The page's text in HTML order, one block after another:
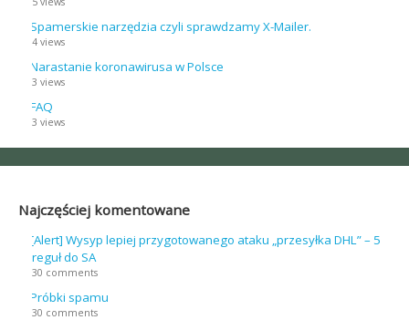
Spamerskie narzędzia czyli sprawdzamy X-Mailer.
4 views
Narastanie koronawirusa w Polsce
3 views
FAQ
3 views
Najczęściej komentowane
[Alert] Wysyp lepiej przygotowanego ataku „przesyłka DHL” – 5
reguł do SA
30 comments
Próbki spamu
30 comments